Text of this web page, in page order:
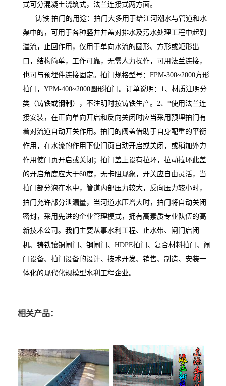
式可分混凝土浇筑式，法兰连接式两方面。
铸铁 拍门的用途：拍门大多用于给江河潮水与管道和水
渠中的，可用于各种竖井井盖对排水及污水处理工程中起到
溢流，止回作用，仅用于单向水流的圆形、方形或矩形出
口，结构简单，工作可靠，无需人力操作，可用法兰连接，
也可与预埋件连接固定。拍门规格型号： FPM-300~2000方形
拍门，YPM-400~2000圆形拍门。订单说明：1、材质注明分
类（铸铁或钢制），不注明时按铸铁生产。2、*使用法兰连
接安装，在正向单向开启和反向关闭时应当采用预埋拍门有
着对流道自动开关作用。拍门的阀盖借助于自身配重的平衡
作用，在水流的作用下使门页自动开启或关闭，或稍加外力
作用使门页开启或关闭；拍门盖上设有拉环，拉动拉环此盖
的开启角度应大于60度，无卡阻现象，开关应自由灵活，当
拍门部分泡在水中，管道内部压力较大，反向压力较小时，
拍门允许部分泄漏量，当河道水压增大时，拍门将自动关闭
密封，采用先进的企业管理模式，拥有高素质专业队伍的高
新技术公司。我们主要从事水利工程、止水带、闸门启闭
机、铸铁镶铜闸门、钢闸门、HDPE拍门、复合材料拍门、闸
门设备、拍门设备的设计、技术开发、销售、制造、安装一
体化的现代化规模型水利工程企业。
相关产品：